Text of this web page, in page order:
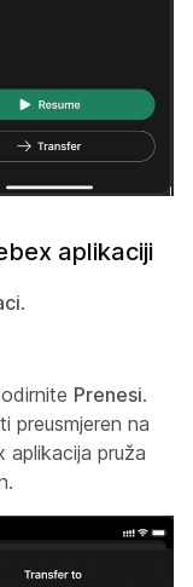
aplikaciji
.
Prenesi.
preusmjeren na
aplikacija pruža